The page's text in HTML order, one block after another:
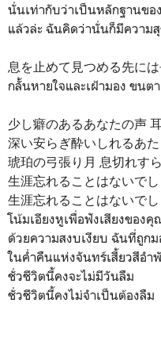
นั่นเท่ากับว่าเป็นหลักฐานขอ
แล้วล่ะ ฉันคิดว่านั่นก็มีความ
息を止めて見つめる先に
กลั้นหายใจและเฝ้ามอง ขน
少し癖のあるあなたの声
深い安らぎ酔いしれるあ
琥珀の弓張り月 息切れす
生涯忘れることはないでし
生涯忘れることはないでし
โน้มเอียงหูเพื่อฟังเสียงของ
ด้วยความสงบเงียบ ฉันที่ถูก
ในค่ำคืนแห่งจันทร์เสี้ยวสีอำ
ชั่วชีวิตนี้คงจะไม่มีวันลืม
ชั่วชีวิตนี้คงไม่จำเป็นต้องลืม